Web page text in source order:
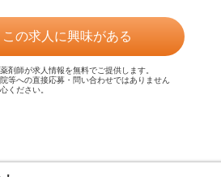
この求人に興味がある
剤師が求人情報を無料でご提供します。
等への直接応募・問い合わせではありません
ください。